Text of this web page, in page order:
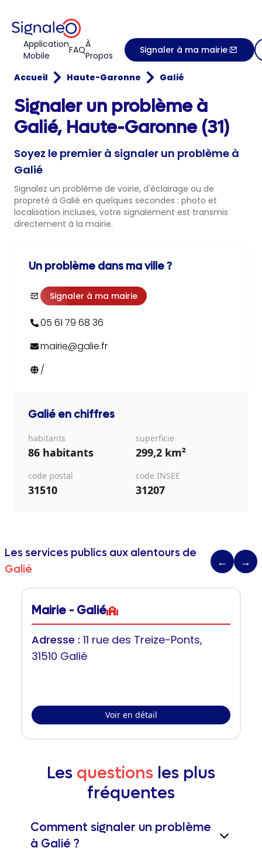
Application
Mobile
FAQÀ
Propos
Signaler à ma mairie
Accueil Haute-Garonne Galié
Signaler un problème à
Galié, Haute-Garonne (31)
Soyez le premier à signaler un problème à
Galié
Signalez un problème de voirie, d'éclairage ou de
propreté à Galié en quelques secondes : photo et
localisation incluses, votre signalement est transmis
directement à la mairie.
Un problème dans ma ville ?
Signaler à ma mairie
05 61 79 68 36
mairie@galie.fr
/
Galié en chiffres
habitants
86 habitants
superficie
299,2 km²
code postal
31510
code INSEE
31207
Les services publics aux alentours de
Galié
← →
Mairie - Galié
Adresse : 11 rue des Treize-Ponts,
31510 Galié
Voir en détail
Les questions les plus
fréquentes
Comment signaler un problème
à Galié ?